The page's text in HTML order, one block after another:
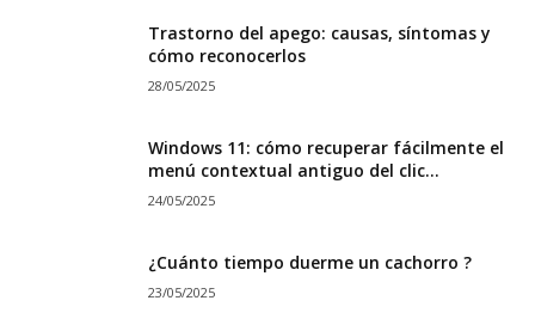
Trastorno del apego: causas, síntomas y
cómo reconocerlos
28/05/2025
Windows 11: cómo recuperar fácilmente el
menú contextual antiguo del clic...
24/05/2025
¿Cuánto tiempo duerme un cachorro ?
23/05/2025